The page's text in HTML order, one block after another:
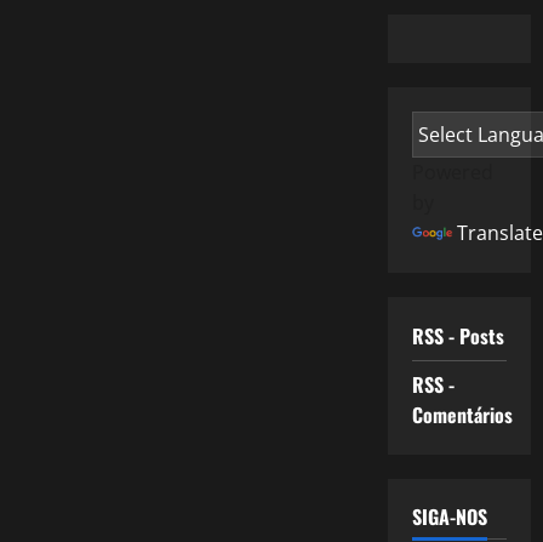
Translate
RSS - Posts
RSS -
Comentários
SIGA-NOS